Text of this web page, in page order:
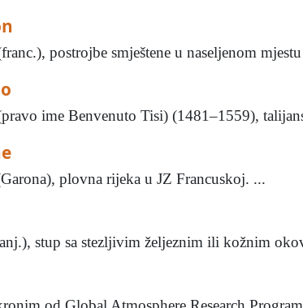
postrojbe smještene u naseljenom
ime Benvenuto Tisi) (1481–1559),
plovna rijeka u JZ Francuskoj. ...
stup sa stezljivim željeznim ili kožnim